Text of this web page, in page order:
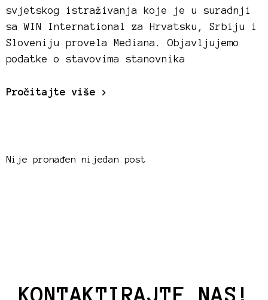
svjetskog istraživanja koje je u suradnji
sa WIN International za Hrvatsku, Srbiju i
Sloveniju provela Mediana. Objavljujemo
podatke o stavovima stanovnika
Pročitajte više >
Nije pronađen nijedan post
KONTAKTIRAJTE NAS!